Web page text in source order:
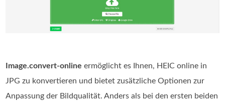
Image.convert-online ermöglicht es Ihnen, HEIC online in
JPG zu konvertieren und bietet zusätzliche Optionen zur
Anpassung der Bildqualität. Anders als bei den ersten beiden